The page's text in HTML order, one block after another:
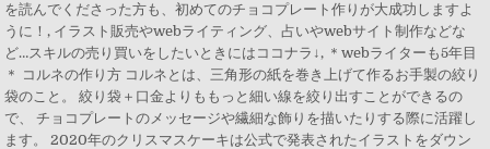
を読んでくださった方も、初めてのチョコプレート作りが大成功しますよ
うに！, イラスト販売やwebライティング、占いやwebサイト制作などな
ど…スキルの売り買いをしたいときにはココナラ↓, ＊webライターも5年目
＊ コルネの作り方 コルネとは、三角形の紙を巻き上げて作るお手製の絞り
袋のこと。 絞り袋＋口金よりももっと細い線を絞り出すことができるの
で、 チョコプレートのメッセージや繊細な飾りを描いたりする際に活躍し
ます。 2020年のクリスマスケーキは公式で発表されたイラストをダウン